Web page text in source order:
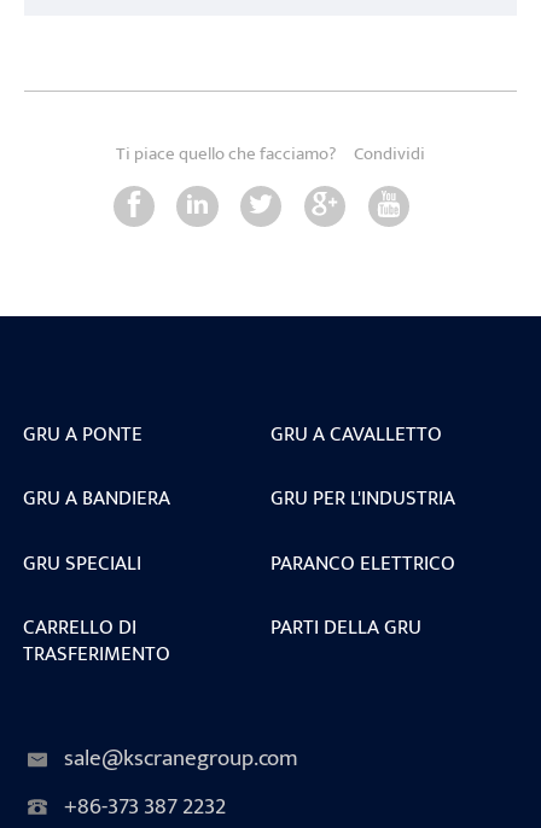
Ti piace quello che facciamo? Condividi
GRU A PONTE
GRU A CAVALLETTO
GRU A BANDIERA
GRU PER L'INDUSTRIA
GRU SPECIALI
PARANCO ELETTRICO
CARRELLO DI
TRASFERIMENTO
PARTI DELLA GRU
sale@kscranegroup.com
+86-373 387 2232